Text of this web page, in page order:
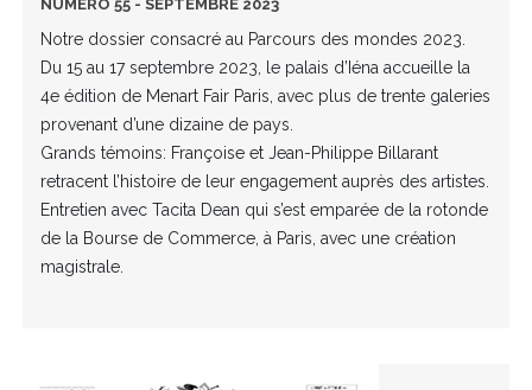
NUMÉRO 55 - SEPTEMBRE 2023
Notre dossier consacré au Parcours des mondes 2023.
Du 15 au 17 septembre 2023, le palais d’Iéna accueille la
4e édition de Menart Fair Paris, avec plus de trente galeries
provenant d’une dizaine de pays.
Grands témoins: Françoise et Jean-Philippe Billarant
retracent l’histoire de leur engagement auprès des artistes.
Entretien avec Tacita Dean qui s’est emparée de la rotonde
de la Bourse de Commerce, à Paris, avec une création
magistrale.